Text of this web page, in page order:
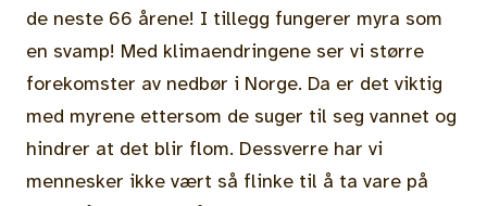
de neste 66 årene! I tillegg fungerer myra som
en svamp! Med klimaendringene ser vi større
forekomster av nedbør i Norge. Da er det viktig
med myrene ettersom de suger til seg vannet og
hindrer at det blir flom. Dessverre har vi
mennesker ikke vært så flinke til å ta vare på